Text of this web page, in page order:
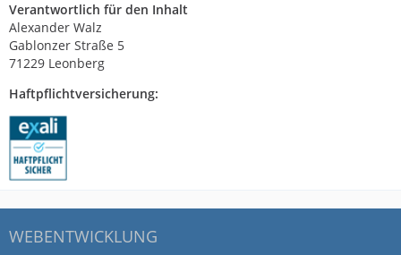
Verantwortlich für den Inhalt
Alexander Walz
Gablonzer Straße 5
71229 Leonberg
Haftpflichtversicherung:
WEBENTWICKLUNG